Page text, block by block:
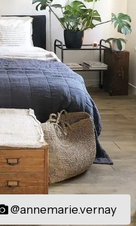
@annemarie.vernay